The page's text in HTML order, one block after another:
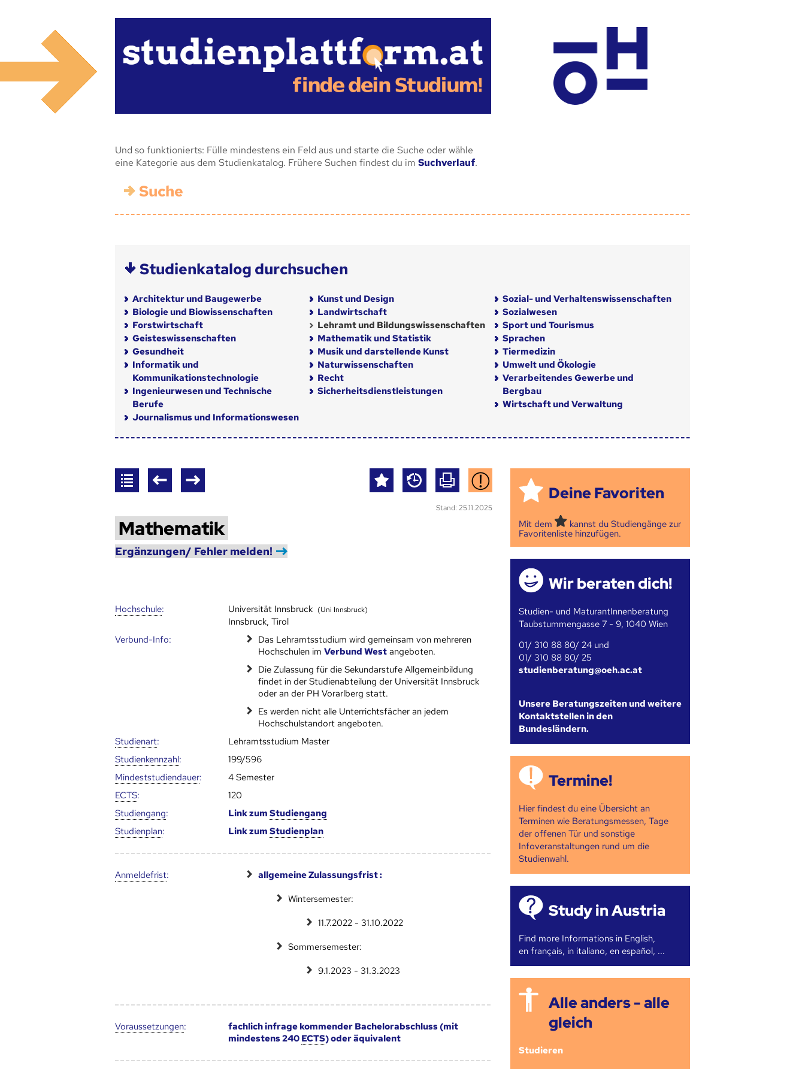
Und so funktionierts: Fülle mindestens ein Feld aus und starte die Suche oder wähle
eine Kategorie aus dem Studienkatalog. Frühere Suchen findest du im Suchverlauf.
Suche
Studienkatalog durchsuchen
Architektur und Baugewerbe
Biologie und Biowissenschaften
Forstwirtschaft
Geisteswissenschaften
Gesundheit
Informatik und
Kommunikationstechnologie
Ingenieurwesen und Technische
Berufe
Journalismus und Informationswesen
Kunst und Design
Landwirtschaft
Lehramt und Bildungswissenschaften
Mathematik und Statistik
Musik und darstellende Kunst
Naturwissenschaften
Recht
Sicherheitsdienstleistungen
Sozial- und Verhaltenswissenschaften
Sozialwesen
Sport und Tourismus
Sprachen
Tiermedizin
Umwelt und Ökologie
Verarbeitendes Gewerbe und
Bergbau
Wirtschaft und Verwaltung
Stand: 25.11.2025
Mathematik
Ergänzungen/ Fehler melden!
Hoch­schule: Universität Innsbruck (Uni Innsbruck)
Innsbruck, Tirol
Verbund-Info:
Das Lehramtsstudium wird gemeinsam von mehreren
Hoch­schulen im Verbund Westangeboten.
Die Zulassung für die Sekundarstufe Allgemeinbildung
findet in der Studienabteilung der Universität Innsbruck
oder an der PH Vorarlberg statt.
Es werden nicht alle Unterrichtsfächer an jedem
Hochschulstandort angeboten.
Studienart:
Lehramtsstudium Master
Studien­kenn­zahl:
199/596
Mindest­studien­dauer:
4 Semester
ECTS:
120
Studien­gang: Link zum Studien­gang
Studien­plan: Link zum Studien­plan
Anmelde­frist: allgemeine Zulassungsfrist :
Wintersemester:
11.7.2022 - 31.10.2022
Sommersemester:
9.1.2023 - 31.3.2023
Voraus­setzungen:
fachlich infrage kommender Bachelorabschluss (mit
mindestens 240 ECTS) oder äquivalent
Deine Favoriten
Mit dem
kannst du Studiengänge zur
Favoritenliste hinzufügen.
Wir beraten dich!
Studien- und MaturantInnenberatung
Taubstummengasse 7 - 9, 1040 Wien
01/ 310 88 80/ 24 und
01/ 310 88 80/ 25
studienberatung@oeh.ac.at
Unsere Beratungszeiten und weitere
Kontaktstellen in den
Bundesländern.
Termine!
Hier findest du eine Übersicht an
Terminen wie Beratungsmessen, Tage
der offenen Tür und sonstige
Infoveranstaltungen rund um die
Studienwahl.
Study in Austria
Find more Informations in English,
en français, in italiano, en español, ...
Alle anders - alle
gleich
Studieren